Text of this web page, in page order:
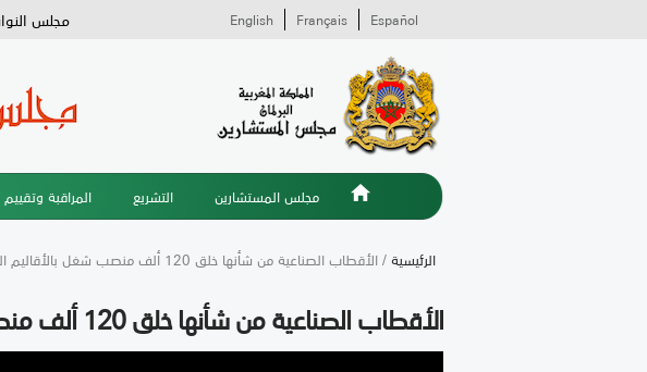
مجلس Español
Français
English
مجلس المستشارين التشريع المراقبة
الرئيسية/ الأقطاب الصناعية من شأنها خلق 120 ألف منصب شغل بالأقاليم الجنوبية (الاتحاد المغربي للشغل)
الأقطاب الصناعية من شأنها خلق 120 ألف منصب شغل بالأقاليم الجنوبية (الاتحاد المغربي للشغل)